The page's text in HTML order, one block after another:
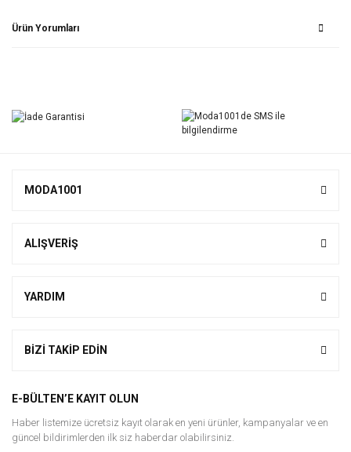
Ürün Yorumları
Yorum Yaz
MODA1001
ALIŞVERİŞ
YARDIM
BİZİ TAKİP EDİN
E-BÜLTEN’E KAYIT OLUN
Haber listemize ücretsiz kayıt olarak en yeni ürünler, kampanyalar ve en
güncel bildirimlerden ilk siz haberdar olabilirsiniz.